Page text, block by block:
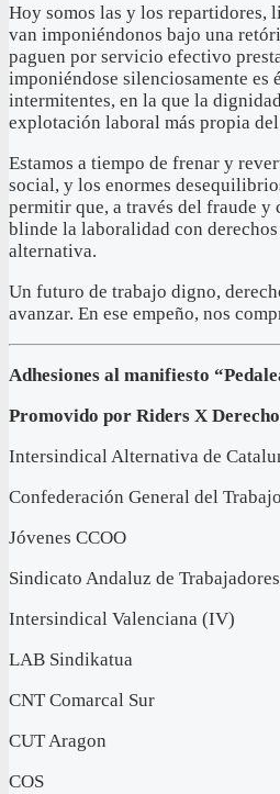
Hoy somos las y los repartidores,
van imponiéndonos bajo una
paguen por servicio efectivo
imponiéndose silenciosamente es
intermitentes, en la que la
explotación laboral más propia
Estamos a tiempo de frenar y
social, y los enormes
permitir que, a través del fraude y
blinde la laboralidad con
alternativa.
Un futuro de trabajo digno,
avanzar. En ese empeño, nos
Adhesiones al manifiesto
Promovido por Riders X
Intersindical Alternativa de
Confederación General del
Jóvenes CCOO
Sindicato Andaluz de
Intersindical Valenciana (IV)
LAB Sindikatua
CNT Comarcal Sur
CUT Aragon
COS